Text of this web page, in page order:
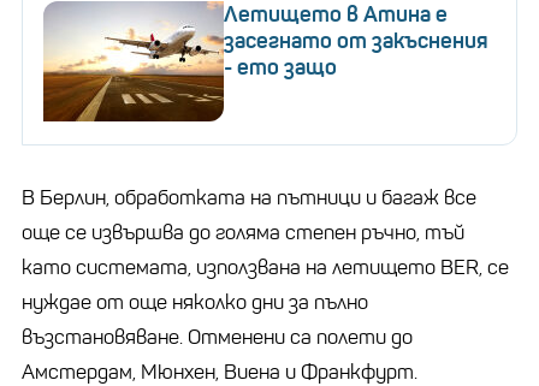
Летището в Атина е
засегнато от закъснения
- ето защо
В Берлин, обработката на пътници и багаж все
още се извършва до голяма степен ръчно, тъй
като системата, използвана на летището BER, се
нуждае от още няколко дни за пълно
възстановяване. Отменени са полети до
Амстердам, Мюнхен, Виена и Франкфурт.